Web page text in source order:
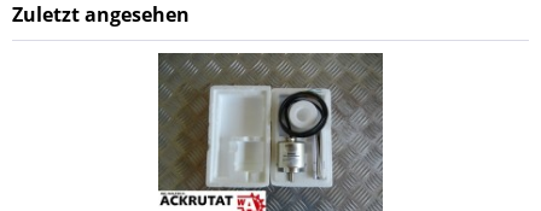
Zuletzt angesehen